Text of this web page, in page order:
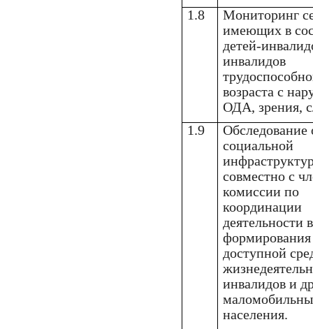
1.8
Мониторинг
имеющих в
детей-
инвалидов
возраста с
ОДА, зрения,
1.9
Обследование
социальной
совместно с
комиссии по
координации
деятельности
формирования
доступной
инвалидов и
населения.